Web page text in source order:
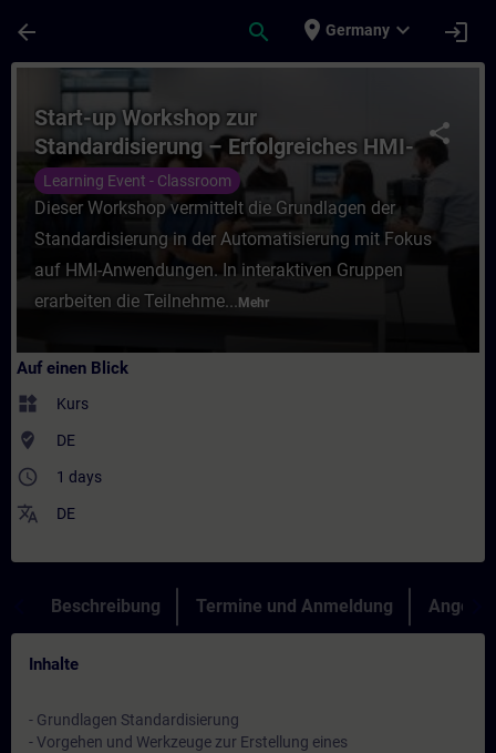
arrow_back search place Germany expand_more login
Kurs - Start-up Workshop zur
share
Start-up Workshop zur
Standardisierung – Erfolgreiches HMI-
Design mit WinCC Unified
Learning Event - Classroom
Dieser Workshop vermittelt die Grundlagen der
Standardisierung in der Automatisierung mit Fokus
auf HMI-Anwendungen. In interaktiven Gruppen
erarbeiten die Teilnehme... Mehr
Auf einen Blick
widgets Kurs
where_to_vote DE
access_time 1 days
translate DE
Beschreibung Termine und Anmeldung Angebot
Inhalte
- Grundlagen Standardisierung
- Vorgehen und Werkzeuge zur Erstellung eines